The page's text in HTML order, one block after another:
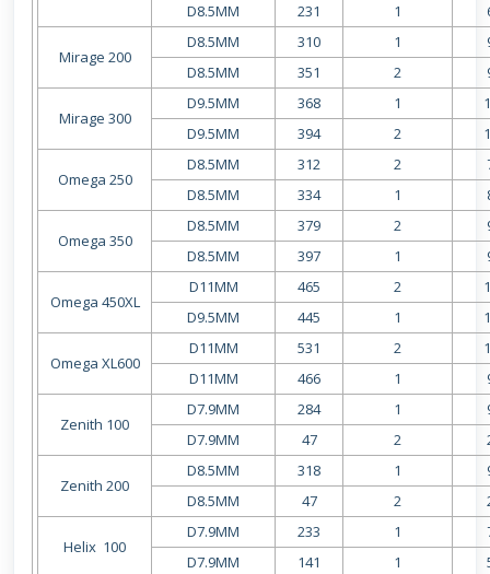
D8.5MM
231 1
Mirage 200
D8.5MM 310 1
D8.5MM
351 2
Mirage 300
D9.5MM 368 1
D9.5MM
394 2
Omega 250
D8.5MM 312 2
D8.5MM
334 1
Omega 350
D8.5MM 379 2
D8.5MM
397 1
Omega 450XL
D11MM 465 2
D9.5MM
445 1
Omega XL600
D11MM 531 2
D11MM
466 1
Zenith 100
D7.9MM 284 1
D7.9MM
47 2
Zenith 200
D8.5MM 318 1
D8.5MM
47 2
Helix 100
D7.9MM 233 1
D7.9MM
141 1